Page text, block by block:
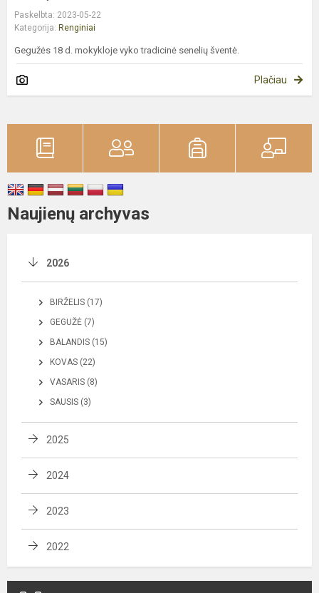
Paskelbta: 2023-05-22
Kategorija: Renginiai
Gegužės 18 d. mokykloje vyko tradicinė senelių šventė.
Plačiau
Naujienų archyvas
2026
BIRŽELIS (17)
GEGUŽĖ (7)
BALANDIS (15)
KOVAS (22)
VASARIS (8)
SAUSIS (3)
2025
2024
2023
2022